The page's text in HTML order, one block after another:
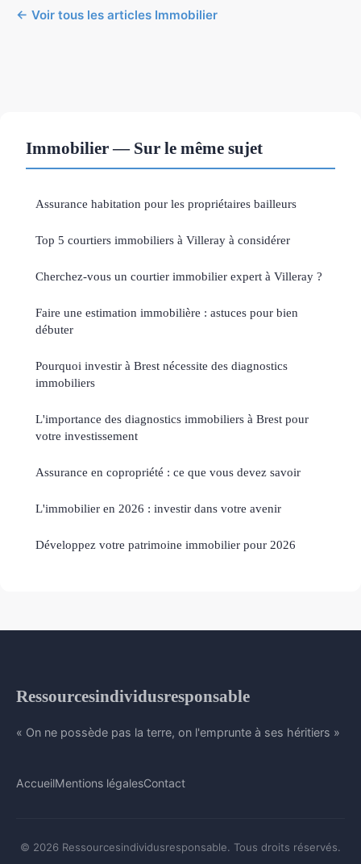
← Voir tous les articles Immobilier
Immobilier — Sur le même sujet
Assurance habitation pour les propriétaires bailleurs
Top 5 courtiers immobiliers à Villeray à considérer
Cherchez-vous un courtier immobilier expert à Villeray ?
Faire une estimation immobilière : astuces pour bien
débuter
Pourquoi investir à Brest nécessite des diagnostics
immobiliers
L'importance des diagnostics immobiliers à Brest pour
votre investissement
Assurance en copropriété : ce que vous devez savoir
L'immobilier en 2026 : investir dans votre avenir
Développez votre patrimoine immobilier pour 2026
Ressourcesindividusresponsable
« On ne possède pas la terre, on l'emprunte à ses héritiers »
AccueilMentions légalesContact
© 2026 Ressourcesindividusresponsable. Tous droits réservés.